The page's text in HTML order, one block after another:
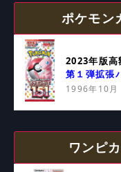
ポケモン
2023年版高
第１弾拡張
1996年10月
ワンピ